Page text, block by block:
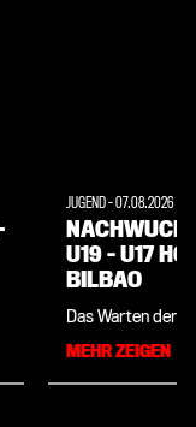
JUGEND-07.08.2026
U19 – U17
BILBAO
Das Warten der
vergangenen
MEHR ZEIGEN